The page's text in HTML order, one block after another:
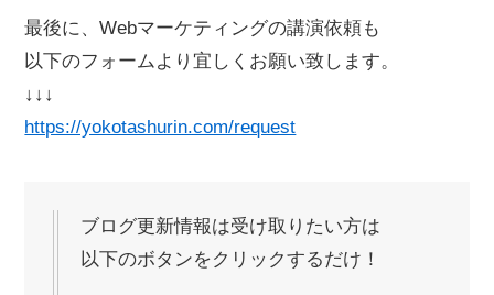
最後に、Webマーケティングの講演依頼も
以下のフォームより宜しくお願い致します。
↓↓↓
https://yokotashurin.com/request
ブログ更新情報は受け取りたい方は
以下のボタンをクリックするだけ！